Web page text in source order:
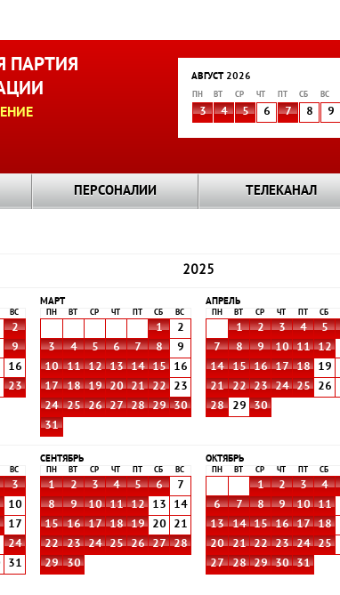
ПАРТИЯ
АВГУСТ 2026
ПН ВТ СР ЧТ СБ ВС
3 4 5 6 7 8 9
ПЕРСОНАЛИИ ТЕЛЕКАНАЛ
2025
ВС
2
9
16
23
МАРТ
ПН ВТ СР ЧТ СБ ВС
1
2
3
4 5 6 7 8
9
10
11 12 13 14 15
16
17
18 19 20 21 22
23
24
25 26 27 28 29
30
31
АПРЕЛЬ
ПН ВТ СР ЧТ СБ
1 2 3 4 5
7
8 9 10 11 12
14
15 16 17 18 19
21
22 23 24 25 26
28
29 30
ВС
3
10
17
24
31
СЕНТЯБРЬ
ПН ВТ СР ЧТ СБ ВС
1 2 3 4 5 6
7
8
9 10 11 12 13
14
15
16 17 18 19 20
21
22
23 24 25 26 27
28
29
30
ОКТЯБРЬ
ПН ВТ СР ЧТ СБ
1 2 3 4
6
7 8 9 10 11
13
14 15 16 17 18
20
21 22 23 24 25
27
28 29 30 31